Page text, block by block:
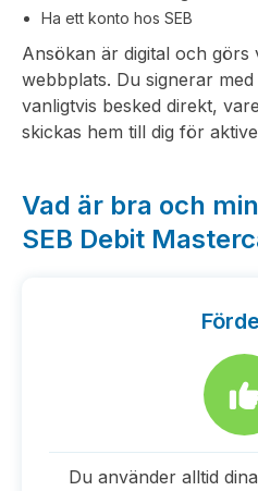
Ha ett konto hos SEB
Ansökan är digital och görs
webbplats. Du signerar
vanligtvis besked direkt,
skickas hem till dig för
Vad är bra och
SEB Debit
Du använder alltid